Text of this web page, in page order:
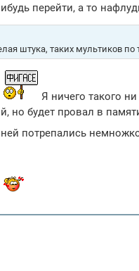
перейти, а то
штука, таких мультиков по
Я ничего такого
но будет провал в
потрепались